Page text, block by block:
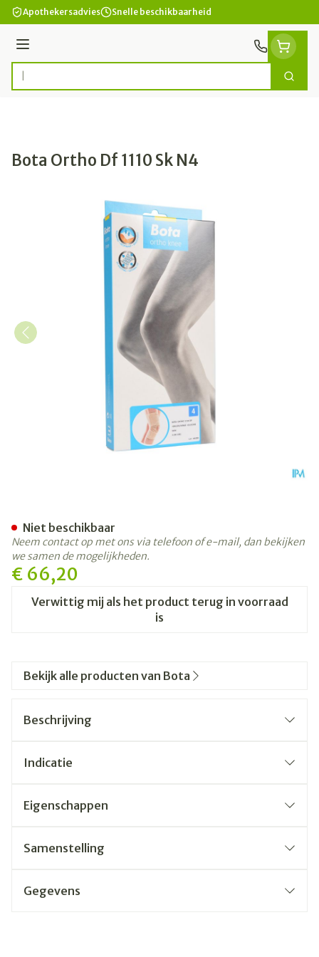
Ga naar de inhoud
Apothekersadvies Snelle beschikbaarheid
Menu
Product, merk, categorie... Zoek
Bota Ortho Df 1110 Sk N4
€ 66,20
Verwittig mij als het product terug in voorraad
is
Niet beschikbaar
Neem contact op met ons via telefoon of e-mail, dan bekijken
we samen de mogelijkheden.
Bekijk alle producten van Bota
Beschrijving
Indicatie
Eigenschappen
Samenstelling
Gegevens